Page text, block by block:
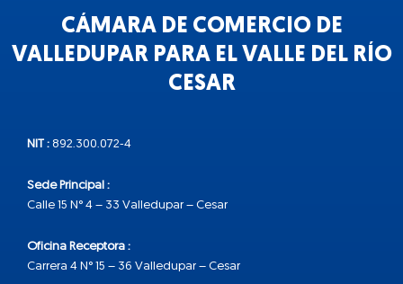
CÁMARA DE COMERCIO DE
VALLEDUPAR PARA EL VALLE DEL RÍO
CESAR
NIT : 892.300.072-4
Sede Principal :
Calle 15 N° 4 – 33 Valledupar – Cesar
Oficina Receptora :
Carrera 4 N° 15 – 36 Valledupar – Cesar